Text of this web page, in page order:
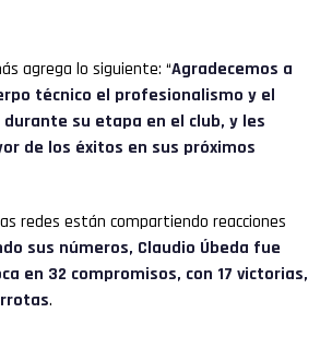
agrega lo siguiente: “Agradecemos a
técnico el profesionalismo y el
su etapa en el club, y les
de los éxitos en sus próximos
redes están compartiendo reacciones
sus números, Claudio Úbeda fue
en 32 compromisos, con 17 victorias,
.